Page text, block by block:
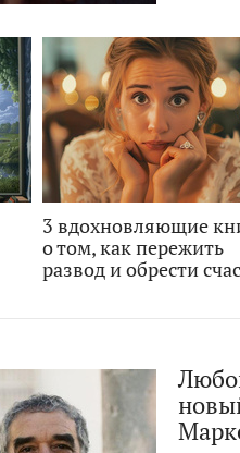
3 вдохновляющие
о том, как пережить
развод и обрести